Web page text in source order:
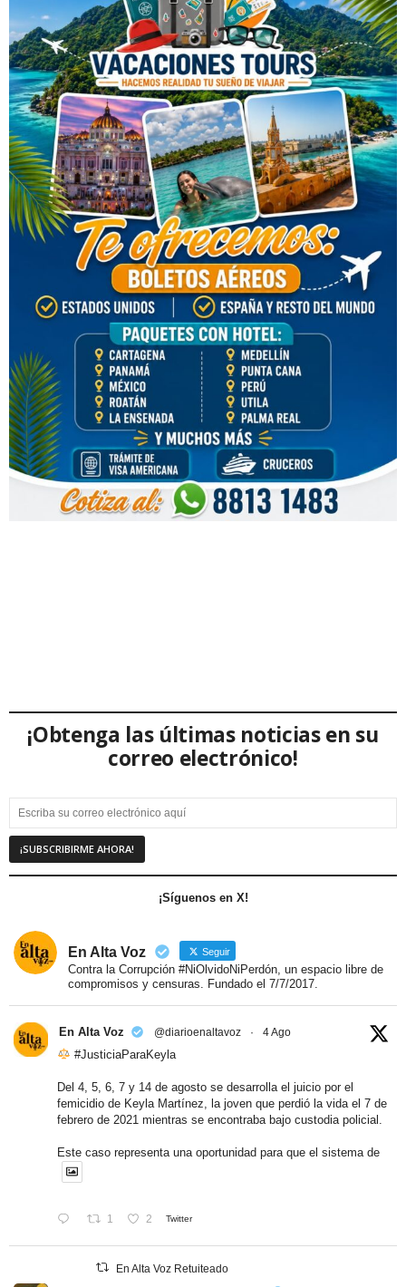
¡Obtenga las últimas noticias en su
correo electrónico!
¡Síguenos en X!
En Alta Voz Seguir
Contra la Corrupción #NiOlvidoNiPerdón, un espacio libre de
compromisos y censuras. Fundado el 7/7/2017.
En Alta Voz @diarioenaltavoz · 4 Ago
#JusticiaParaKeyla
Del 4, 5, 6, 7 y 14 de agosto se desarrolla el juicio por el
femicidio de Keyla Martínez, la joven que perdió la vida el 7 de
febrero de 2021 mientras se encontraba bajo custodia policial.
Este caso representa una oportunidad para que el sistema de
1 2 Twitter
En Alta Voz Retuiteado